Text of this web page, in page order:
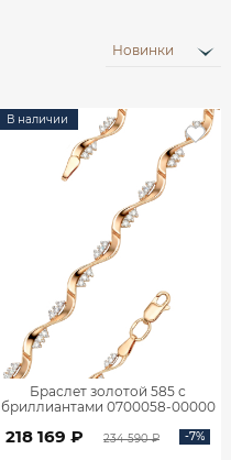
Новинки
В наличии
Браслет золотой 585 с
бриллиантами 0700058-00000
218 169 ₽ 234 590 ₽ -7%